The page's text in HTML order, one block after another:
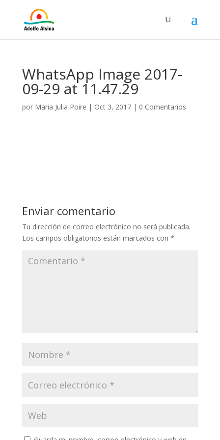
WhatsApp Image 2017-
09-29 at 11.47.29
por Maria Julia Poire | Oct 3, 2017| 0 Comentarios
Enviar comentario
Tu dirección de correo electrónico no será publicada.
Los campos obligatorios están marcados con *